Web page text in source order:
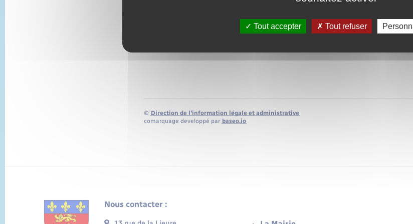
<span class="miseenevidence">Non.</span> Il n'est <span
Seul un <span class="miseenevidence">passeport</span> peut être <a
xml=F1373">délivré en urgence</a> (motif d'ordre médical ou humanitaire ou
© Direction de l’information légale et administrative
comarquage developpé par baseo.io
Nous contacter :
Tout accepter Tout refuser